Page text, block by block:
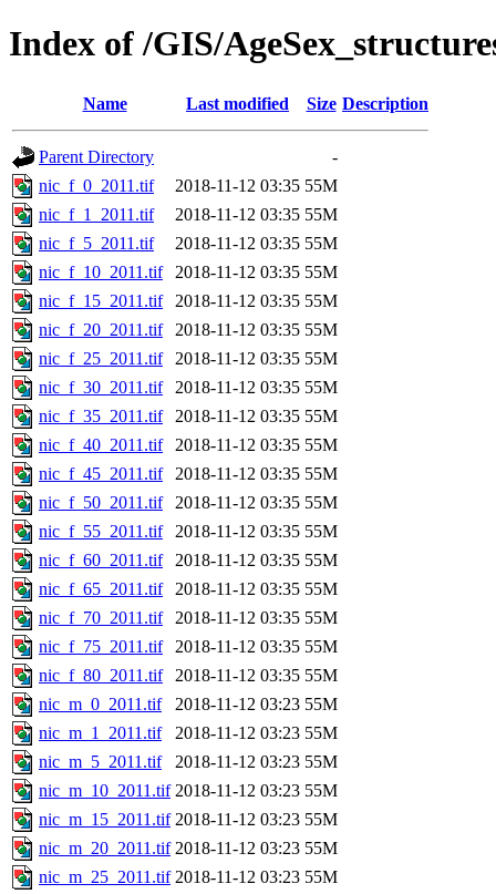
Index of /GIS/
Name Last modified Size Description
Parent Directory
-
nic_f_0_2011.tif
2018-11-12 03:35 55M
nic_f_1_2011.tif
2018-11-12 03:35 55M
nic_f_5_2011.tif
2018-11-12 03:35 55M
nic_f_10_2011.tif
2018-11-12 03:35 55M
nic_f_15_2011.tif
2018-11-12 03:35 55M
nic_f_20_2011.tif
2018-11-12 03:35 55M
nic_f_25_2011.tif
2018-11-12 03:35 55M
nic_f_30_2011.tif
2018-11-12 03:35 55M
nic_f_35_2011.tif
2018-11-12 03:35 55M
nic_f_40_2011.tif
2018-11-12 03:35 55M
nic_f_45_2011.tif
2018-11-12 03:35 55M
nic_f_50_2011.tif
2018-11-12 03:35 55M
nic_f_55_2011.tif
2018-11-12 03:35 55M
nic_f_60_2011.tif
2018-11-12 03:35 55M
nic_f_65_2011.tif
2018-11-12 03:35 55M
nic_f_70_2011.tif
2018-11-12 03:35 55M
nic_f_75_2011.tif
2018-11-12 03:35 55M
nic_f_80_2011.tif
2018-11-12 03:35 55M
nic_m_0_2011.tif
2018-11-12 03:23 55M
nic_m_1_2011.tif
2018-11-12 03:23 55M
nic_m_5_2011.tif
2018-11-12 03:23 55M
nic_m_10_2011.tif 2018-11-12 03:23 55M
nic_m_15_2011.tif 2018-11-12 03:23 55M
nic_m_20_2011.tif 2018-11-12 03:23 55M
nic_m_25_2011.tif 2018-11-12 03:23 55M